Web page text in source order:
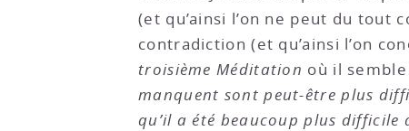
(et qu’ainsi l’on ne peut du
contradiction (et qu’ainsi l’on
troisième Méditation où il
manquent sont peut-être plus
qu’il a été beaucoup plus difficile